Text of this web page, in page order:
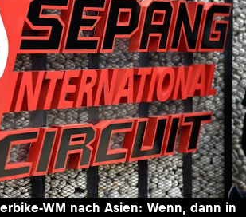
WM nach Asien: Wenn, dann in